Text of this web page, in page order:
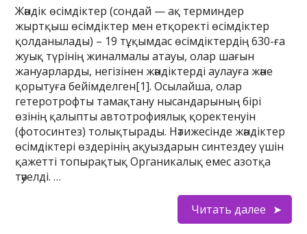
Жәндік өсімдіктер (сондай — ақ терминдер
жыртқыш өсімдіктер мен етқоректі өсімдіктер
қолданылады) – 19 тұқымдас өсімдіктердің 630-ға
жуық түрінің жиналмалы атауы, олар шағын
жануарларды, негізінен жәндіктерді аулауға және
қорытуға бейімделген[1]. Осылайша, олар
гетеротрофты тамақтану нысандарының бірі
өзінің қалыпты автотрофиялық қоректенуін
(фотосинтез) толықтырады. Нәтижесінде жәндіктер
өсімдіктері өздерінің ақуыздарын синтездеу үшін
қажетті топырақтық Органикалық емес азотқа
тәуелді. …
Читать далее